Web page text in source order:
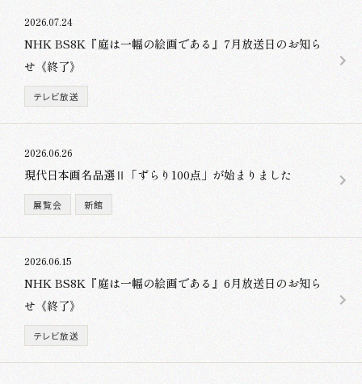
2026.07.24
NHK BS8K『庭は一幅の絵画である』7月放送日のお知ら
せ《終了》
テレビ放送
2026.06.26
現代日本画名品選Ⅱ「ずらり100点」が始まりました
展覧会 新館
2026.06.15
NHK BS8K『庭は一幅の絵画である』6月放送日のお知ら
せ《終了》
テレビ放送